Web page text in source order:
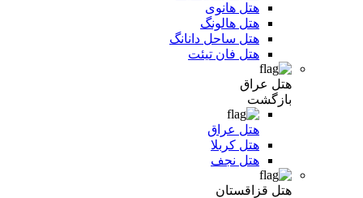
هتل هانوی
هتل هالونگ
هتل ساحل دانانگ
هتل فان تیئت
هتل عراق
بازگشت
هتل عراق
هتل کربلا
هتل نجف
هتل قزاقستان